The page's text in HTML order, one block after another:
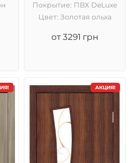
Покрытие: ПВХ DeLuxe
Цвет: Золотая ольха
от 3291 грн
АКЦИЯ!